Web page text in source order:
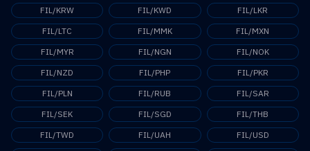
FIL/KRW
FIL/KWD
FIL/LKR
FIL/LTC
FIL/MMK
FIL/MXN
FIL/MYR
FIL/NGN
FIL/NOK
FIL/NZD
FIL/PHP
FIL/PKR
FIL/PLN
FIL/RUB
FIL/SAR
FIL/SEK
FIL/SGD
FIL/THB
FIL/TWD
FIL/UAH
FIL/USD